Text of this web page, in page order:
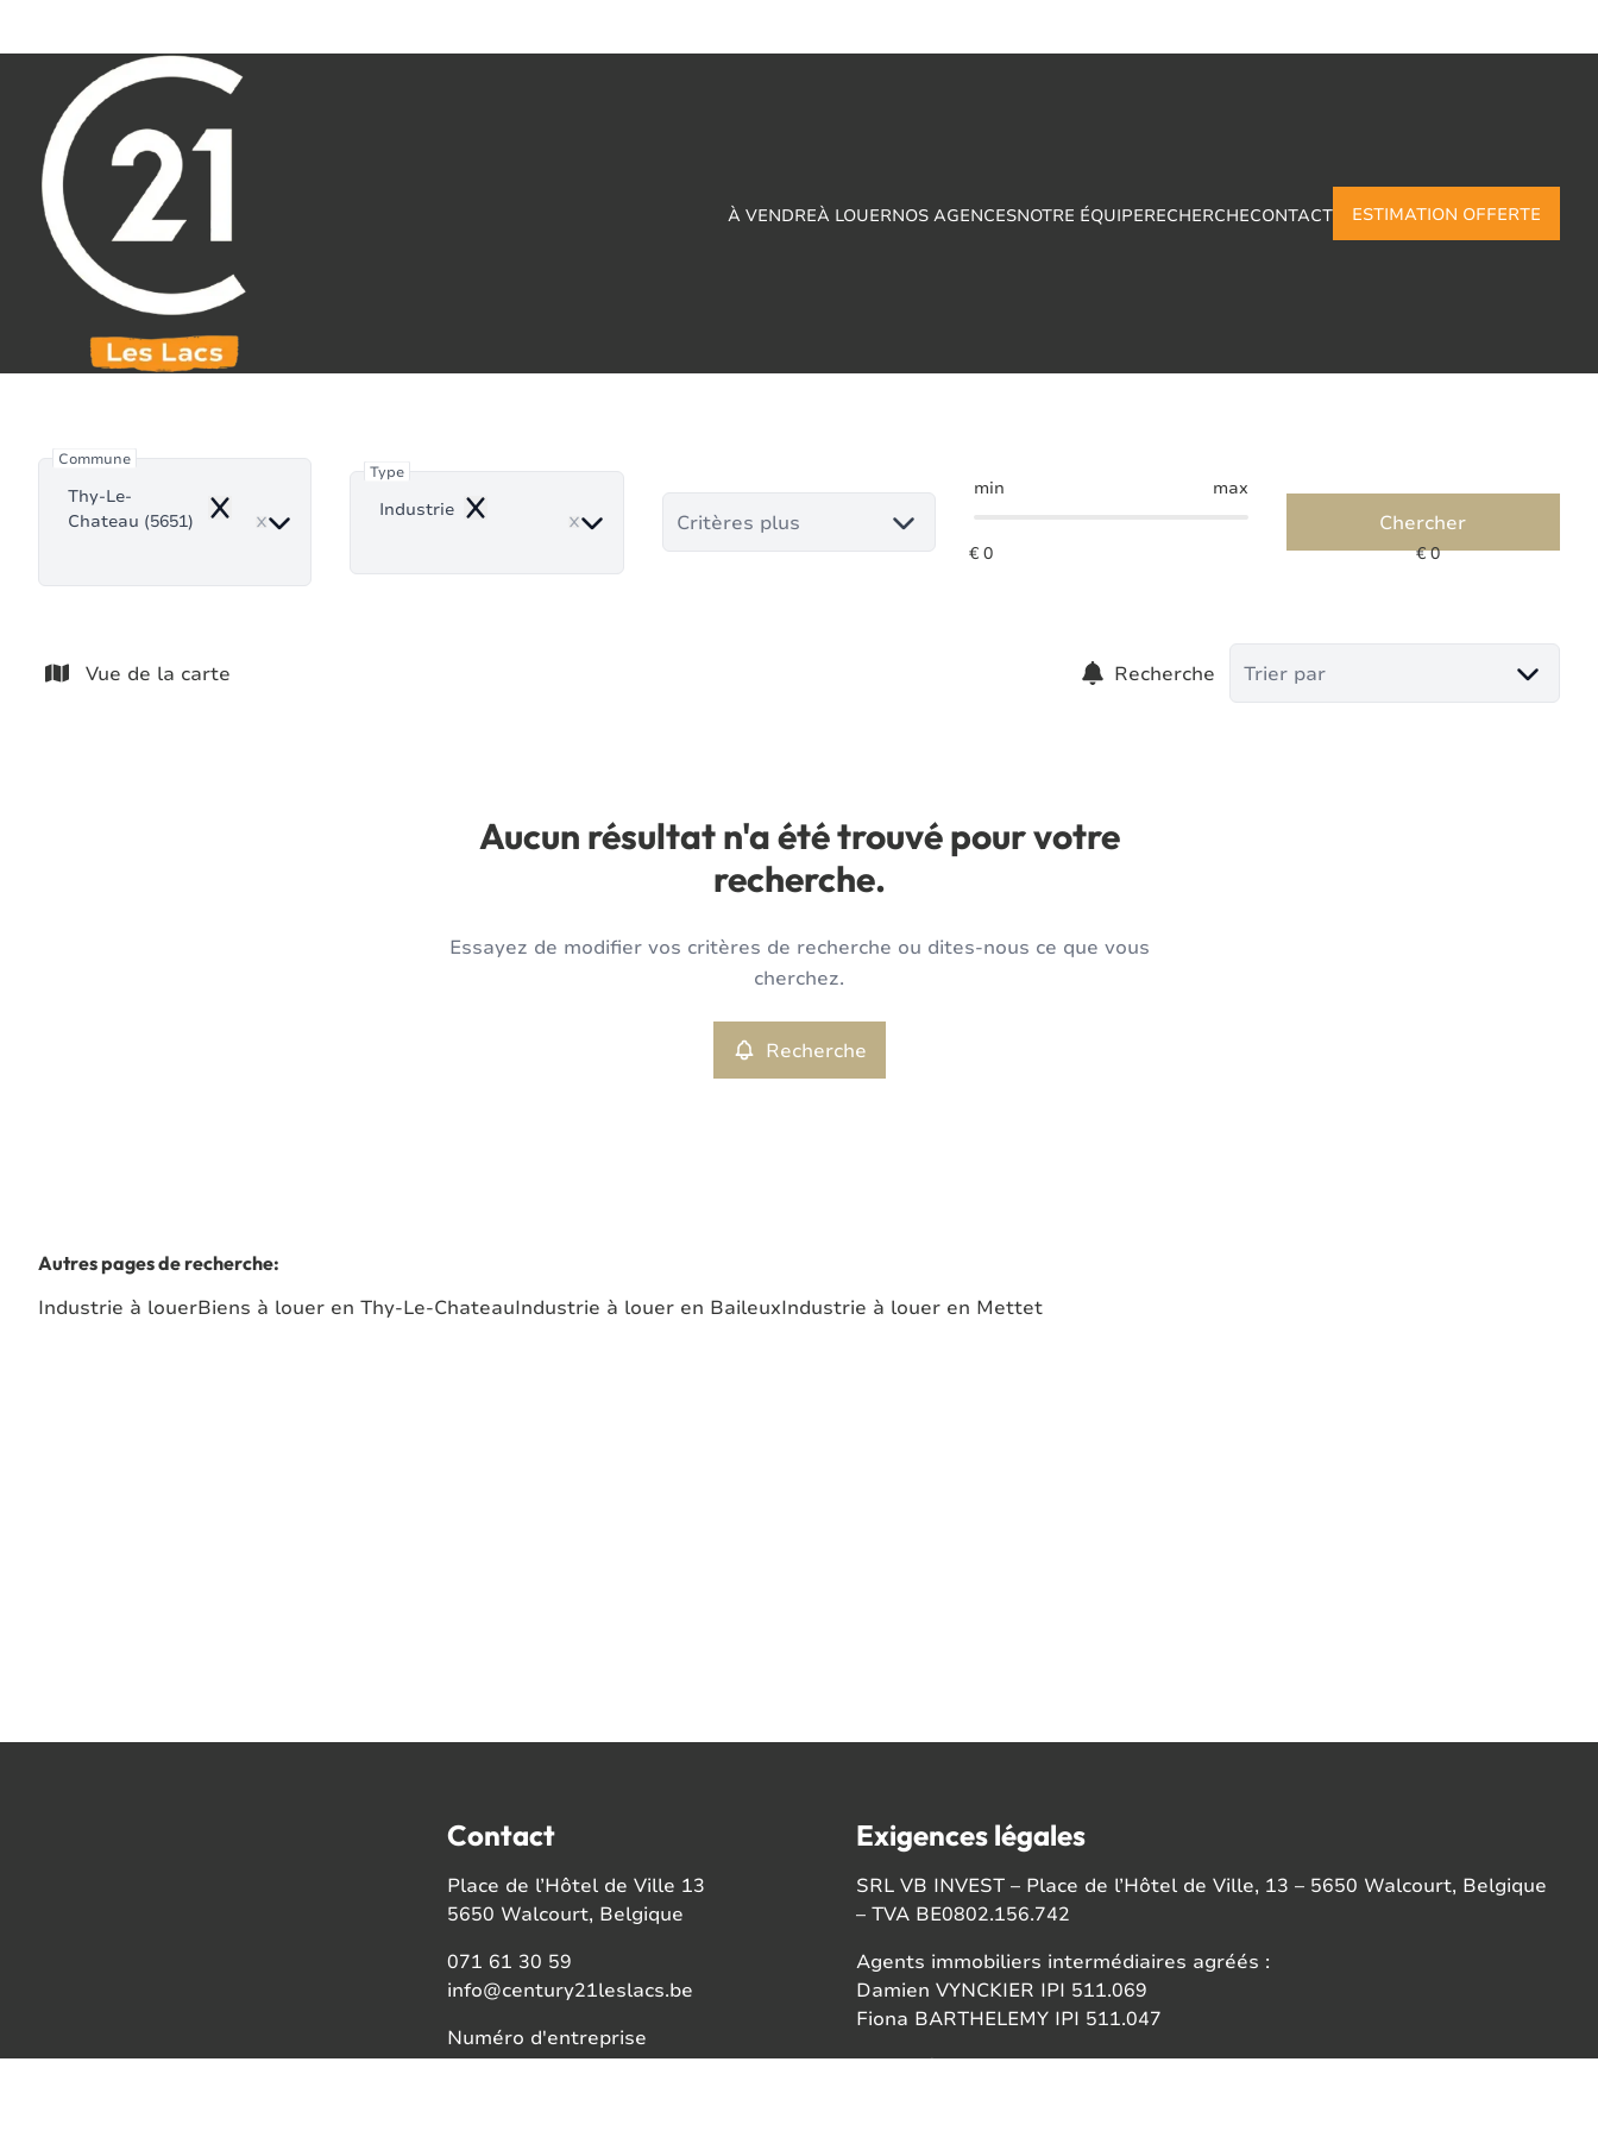
À VENDREÀ LOUERNOS AGENCESNOTRE ÉQUIPERECHERCHECONTACT ESTIMATION OFFERTE
Commune
Thy-Le-
Chateau (5651)
Remove
Type
Industrie Remove Critères plus
min max
Chercher
Vue de la carte Recherche Trier par
Aucun résultat n'a été trouvé pour votre
recherche.
Essayez de modifier vos critères de recherche ou dites-nous ce que vous
cherchez.
Recherche
Autres pages de recherche:
Industrie à louerBiens à louer en Thy-Le-ChateauIndustrie à louer en BaileuxIndustrie à louer en Mettet
Contact
Place de l’Hôtel de Ville 13
5650 Walcourt, Belgique
071 61 30 59
info@century21leslacs.be
Numéro d'entreprise
BE0802156742
Exigences légales
SRL VB INVEST – Place de l’Hôtel de Ville, 13 – 5650 Walcourt, Belgique
– TVA BE0802.156.742
Agents immobiliers intermédiaires agréés :
Damien VYNCKIER IPI 511.069
Fiona BARTHELEMY IPI 511.047
Autorité de surveillance: